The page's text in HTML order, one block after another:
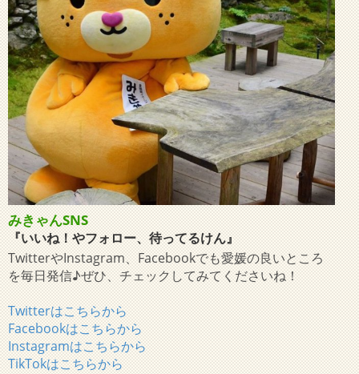
みきゃんSNS
『いいね！やフォロー、待ってるけん』
TwitterやInstagram、Facebookでも愛媛の良いところ
を毎日発信♪ぜひ、チェックしてみてくださいね！
Twitterはこちらから
Facebookはこちらから
Instagramはこちらから
TikTokはこちらから